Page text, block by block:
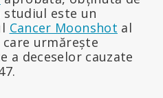
studiul este un
Cancer Moonshot al
urmărește
a deceselor cauzate